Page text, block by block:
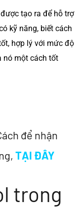
tạo ra để hỗ trợ
kỹ năng, biết cách
hợp lý với mức độ
nó một cách tốt
để nhận
TẠI ĐÂY
trong